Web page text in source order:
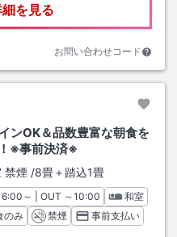
を見る
お問い合わせコード
ンOK＆品数豊富な朝食を
※事前決済※
禁煙 /8畳＋踏込1畳
ェックイン
～ | OUT チェックアウト
～10:00
和室
のみ
禁煙 事前支払い